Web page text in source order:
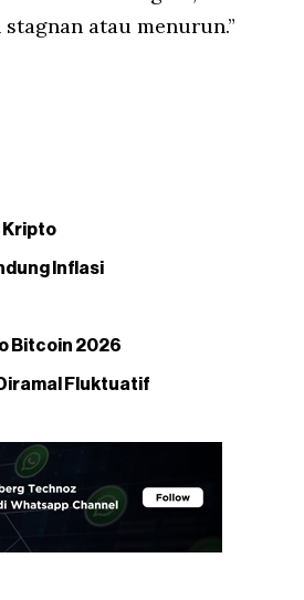
atau menurun.”
Kripto
Inflasi
Bitcoin 2026
Fluktuatif